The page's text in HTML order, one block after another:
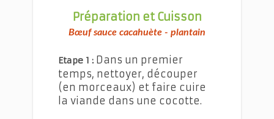
Préparation et Cuisson
Bœuf sauce cacahuète - plantain
Etape 1 : Dans un premier
temps, nettoyer, découper
(en morceaux) et faire cuire
la viande dans une cocotte.